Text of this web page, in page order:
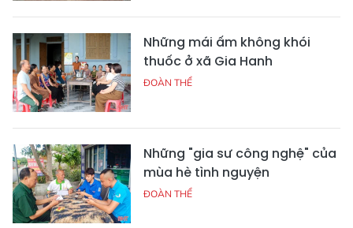
Những mái ấm không khói
thuốc ở xã Gia Hanh
ĐOÀN THỂ
Những "gia sư công nghệ" của
mùa hè tình nguyện
ĐOÀN THỂ